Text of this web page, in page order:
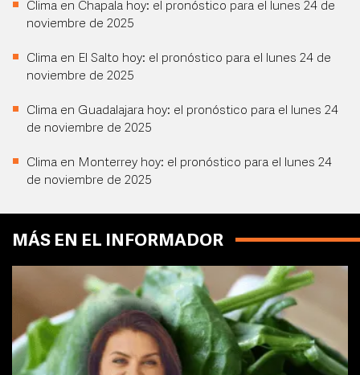
Clima en Chapala hoy: el pronóstico para el lunes 24 de
noviembre de 2025
Clima en El Salto hoy: el pronóstico para el lunes 24 de
noviembre de 2025
Clima en Guadalajara hoy: el pronóstico para el lunes 24
de noviembre de 2025
Clima en Monterrey hoy: el pronóstico para el lunes 24
de noviembre de 2025
MÁS EN EL INFORMADOR